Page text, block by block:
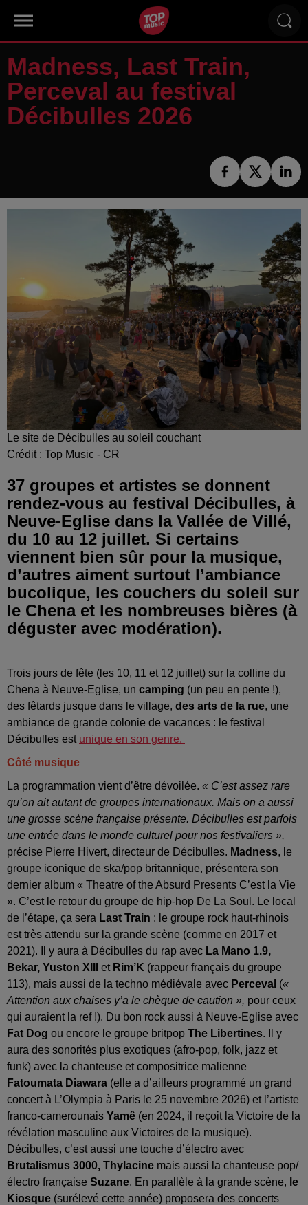
Madness, Last Train,
Perceval au festival
Décibulles 2026
Le site de Décibulles au soleil couchant
Crédit : Top Music - CR
37 groupes et artistes se donnent
rendez-vous au festival Décibulles, à
Neuve-Eglise dans la Vallée de Villé,
du 10 au 12 juillet. Si certains
viennent bien sûr pour la musique,
d’autres aiment surtout l’ambiance
bucolique, les couchers du soleil sur
le Chena et les nombreuses bières (à
déguster avec modération).
Trois jours de fête (les 10, 11 et 12 juillet) sur la colline du
Chena à Neuve-Eglise, un camping (un peu en pente !),
des fêtards jusque dans le village, des arts de la rue, une
ambiance de grande colonie de vacances : le festival
Décibulles est unique en son genre.
Côté musique
La programmation vient d’être dévoilée. « C’est assez rare
qu’on ait autant de groupes internationaux. Mais on a aussi
une grosse scène française présente. Décibulles est parfois
une entrée dans le monde culturel pour nos festivaliers »,
précise Pierre Hivert, directeur de Décibulles. Madness, le
groupe iconique de ska/pop britannique, présentera son
dernier album « Theatre of the Absurd Presents C’est la Vie
». C’est le retour du groupe de hip-hop De La Soul. Le local
de l’étape, ça sera Last Train : le groupe rock haut-rhinois
est très attendu sur la grande scène (comme en 2017 et
2021). Il y aura à Décibulles du rap avec La Mano 1.9,
Bekar, Yuston XIII et Rim’K (rappeur français du groupe
113), mais aussi de la techno médiévale avec Perceval («
Attention aux chaises y’a le chèque de caution », pour ceux
qui auraient la ref !). Du bon rock aussi à Neuve-Eglise avec
Fat Dog ou encore le groupe britpop The Libertines. Il y
aura des sonorités plus exotiques (afro-pop, folk, jazz et
funk) avec la chanteuse et compositrice malienne
Fatoumata Diawara (elle a d’ailleurs programmé un grand
concert à L’Olympia à Paris le 25 novembre 2026) et l’artiste
franco-camerounais Yamê (en 2024, il reçoit la Victoire de la
révélation masculine aux Victoires de la musique).
Décibulles, c’est aussi une touche d’électro avec
Brutalismus 3000, Thylacine mais aussi la chanteuse pop/
électro française Suzane. En parallèle à la grande scène, le
Kiosque (surélevé cette année) proposera des concerts